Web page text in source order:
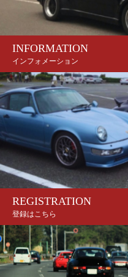
INFORMATION
インフォメーション
REGISTRATION
登録はこちら